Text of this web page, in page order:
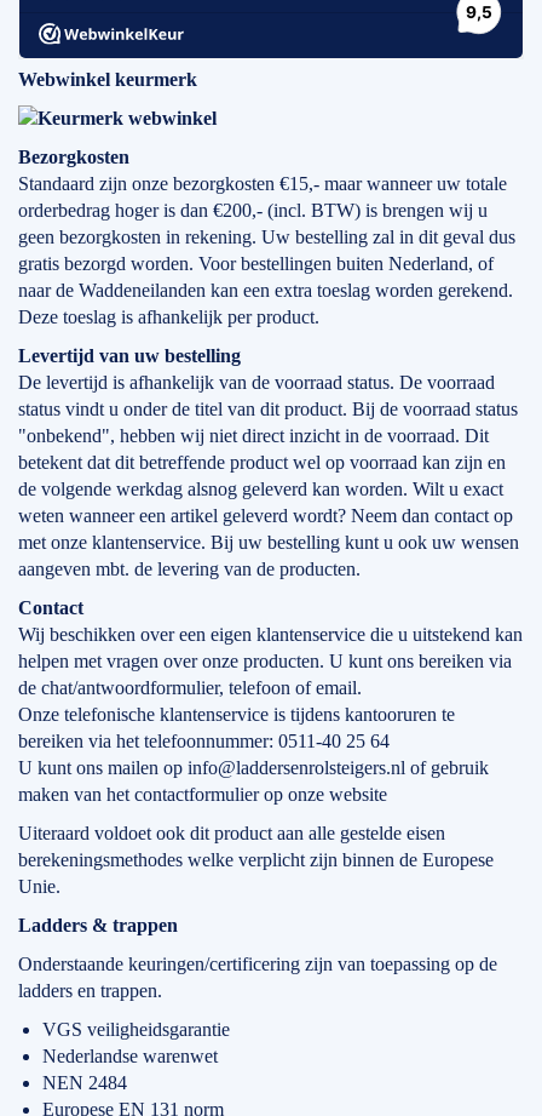
Webwinkel keurmerk
Bezorgkosten
Standaard zijn onze bezorgkosten €15,- maar wanneer uw totale
orderbedrag hoger is dan €200,- (incl. BTW) is brengen wij u
geen bezorgkosten in rekening. Uw bestelling zal in dit geval dus
gratis bezorgd worden. Voor bestellingen buiten Nederland, of
naar de Waddeneilanden kan een extra toeslag worden gerekend.
Deze toeslag is afhankelijk per product.
Levertijd van uw bestelling
De levertijd is afhankelijk van de voorraad status. De voorraad
status vindt u onder de titel van dit product. Bij de voorraad status
"onbekend", hebben wij niet direct inzicht in de voorraad. Dit
betekent dat dit betreffende product wel op voorraad kan zijn en
de volgende werkdag alsnog geleverd kan worden. Wilt u exact
weten wanneer een artikel geleverd wordt? Neem dan contact op
met onze klantenservice. Bij uw bestelling kunt u ook uw wensen
aangeven mbt. de levering van de producten.
Contact
Wij beschikken over een eigen klantenservice die u uitstekend kan
helpen met vragen over onze producten. U kunt ons bereiken via
de chat/antwoordformulier, telefoon of email.
Onze telefonische klantenservice is tijdens kantooruren te
bereiken via het telefoonnummer: 0511-40 25 64
U kunt ons mailen op info@laddersenrolsteigers.nl of gebruik
maken van het contactformulier op onze website
Uiteraard voldoet ook dit product aan alle gestelde eisen
berekeningsmethodes welke verplicht zijn binnen de Europese
Unie.
Ladders & trappen
Onderstaande keuringen/certificering zijn van toepassing op de
ladders en trappen.
VGS veiligheidsgarantie
Nederlandse warenwet
NEN 2484
Europese EN 131 norm